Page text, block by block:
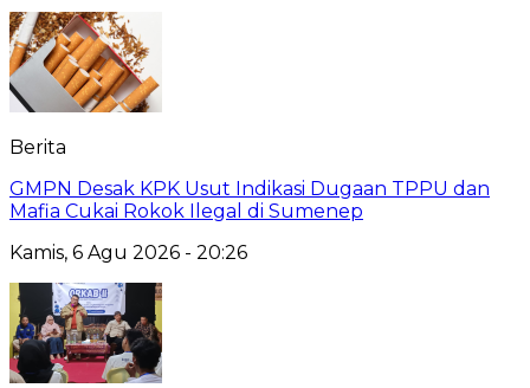
Berita
GMPN Desak KPK Usut Indikasi Dugaan TPPU dan
Mafia Cukai Rokok Ilegal di Sumenep
Kamis, 6 Agu 2026 - 20:26